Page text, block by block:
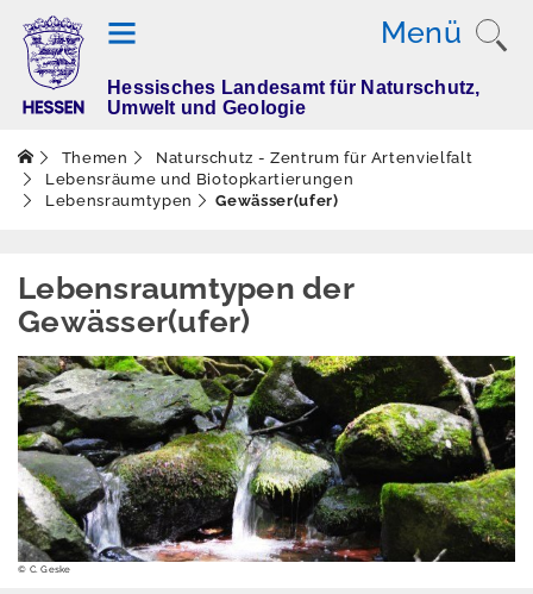
Menü
T
e
m
e
Altlasten
Boden
Dürre
Elektromagnetisch
e Felder / Licht
Erschütterungen
Hessisches Landesamt für Naturschutz,
Umwelt und Geologie
Themen
Naturschutz - Zentrum für Artenvielfalt
Lebensräume und Biotopkartierungen
Lebensraumtypen
Gewässer(ufer)
Lebensraumtypen der
Gewässer(ufer)
© C. Geske